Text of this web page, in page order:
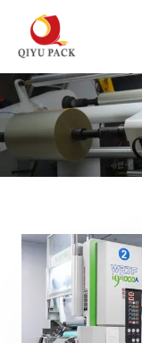
건
너